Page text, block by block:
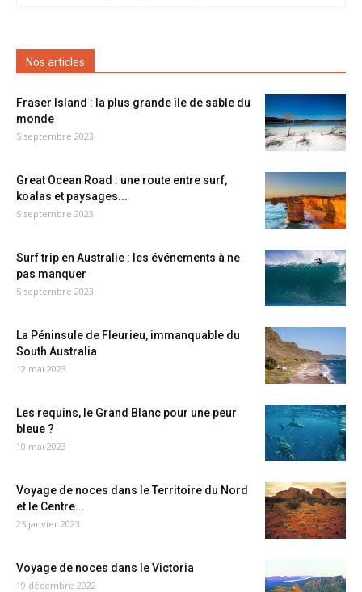
Nos articles
Fraser Island : la plus grande île de sable du
monde
5 septembre 2023
Great Ocean Road : une route entre surf,
koalas et paysages...
5 septembre 2023
Surf trip en Australie : les événements à ne
pas manquer
5 septembre 2023
La Péninsule de Fleurieu, immanquable du
South Australia
12 mai 2023
Les requins, le Grand Blanc pour une peur
bleue ?
10 mai 2023
Voyage de noces dans le Territoire du Nord
et le Centre...
25 janvier 2023
Voyage de noces dans le Victoria
19 décembre 2022